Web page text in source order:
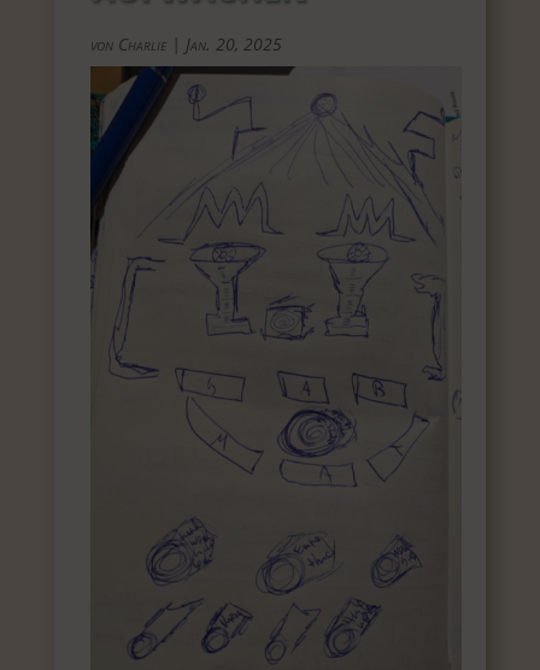
von Charlie| Jan. 20, 2025